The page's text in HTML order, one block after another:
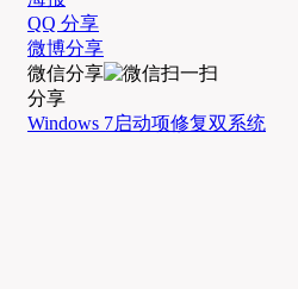
QQ 分享
微博分享
微信分享
分享
Windows 7启动项修复双系统